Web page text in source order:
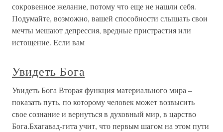
сокровенное желание, потому что еще не нашли себя.
Подумайте, возможно, вашей способности слышать свои
мечты мешают депрессия, вредные пристрастия или
истощение. Если вам
Увидеть Бога
Увидеть Бога Вторая функция материального мира –
показать путь, по которому человек может возвысить
свое сознание и вернуться в духовный мир, в царство
Бога.Бхагавад-гита учит, что первым шагом на этом пути